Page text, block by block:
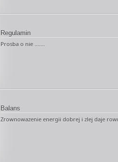
Regulamin
Prosba o nie .......
Balans
Zrownowazenie energii dobrej i zlej daje